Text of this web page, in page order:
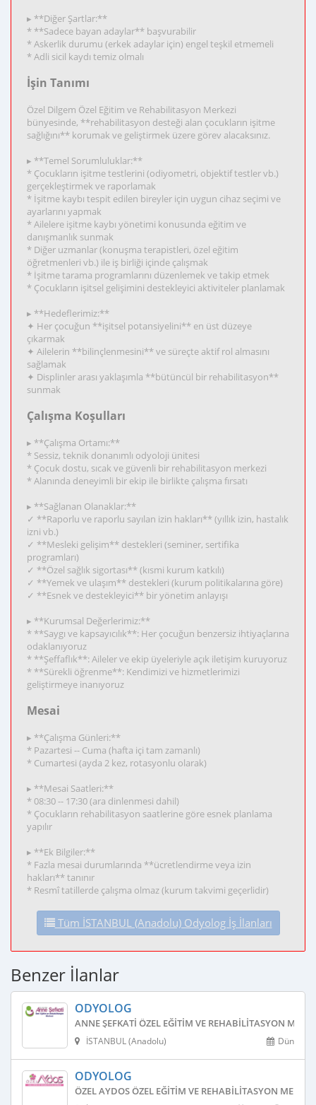
▸ **Diğer Şartlar:**
* **Sadece bayan adaylar** başvurabilir
* Askerlik durumu (erkek adaylar için) engel teşkil etmemeli
* Adli sicil kaydı temiz olmalı
İşin Tanımı
Özel Dilgem Özel Eğitim ve Rehabilitasyon Merkezi
bünyesinde, **rehabilitasyon desteği alan çocukların işitme
sağlığını** korumak ve geliştirmek üzere görev alacaksınız.
▸ **Temel Sorumluluklar:**
* Çocukların işitme testlerini (odiyometri, objektif testler vb.)
gerçekleştirmek ve raporlamak
* İşitme kaybı tespit edilen bireyler için uygun cihaz seçimi ve
ayarlarını yapmak
* Ailelere işitme kaybı yönetimi konusunda eğitim ve
danışmanlık sunmak
* Diğer uzmanlar (konuşma terapistleri, özel eğitim
öğretmenleri vb.) ile iş birliği içinde çalışmak
* İşitme tarama programlarını düzenlemek ve takip etmek
* Çocukların işitsel gelişimini destekleyici aktiviteler planlamak
▸ **Hedeflerimiz:**
✦ Her çocuğun **işitsel potansiyelini** en üst düzeye
çıkarmak
✦ Ailelerin **bilinçlenmesini** ve süreçte aktif rol almasını
sağlamak
✦ Displinler arası yaklaşımla **bütüncül bir rehabilitasyon**
sunmak
Çalışma Koşulları
▸ **Çalışma Ortamı:**
* Sessiz, teknik donanımlı odyoloji ünitesi
* Çocuk dostu, sıcak ve güvenli bir rehabilitasyon merkezi
* Alanında deneyimli bir ekip ile birlikte çalışma fırsatı
▸ **Sağlanan Olanaklar:**
✓ **Raporlu ve raporlu sayılan izin hakları** (yıllık izin, hastalık
izni vb.)
✓ **Mesleki gelişim** destekleri (seminer, sertifika
programları)
✓ **Özel sağlık sigortası** (kısmi kurum katkılı)
✓ **Yemek ve ulaşım** destekleri (kurum politikalarına göre)
✓ **Esnek ve destekleyici** bir yönetim anlayışı
▸ **Kurumsal Değerlerimiz:**
* **Saygı ve kapsayıcılık**: Her çocuğun benzersiz ihtiyaçlarına
odaklanıyoruz
* **Şeffaflık**: Aileler ve ekip üyeleriyle açık iletişim kuruyoruz
* **Sürekli öğrenme**: Kendimizi ve hizmetlerimizi
geliştirmeye inanıyoruz
Mesai
▸ **Çalışma Günleri:**
* Pazartesi -- Cuma (hafta içi tam zamanlı)
* Cumartesi (ayda 2 kez, rotasyonlu olarak)
▸ **Mesai Saatleri:**
* 08:30 -- 17:30 (ara dinlenmesi dahil)
* Çocukların rehabilitasyon saatlerine göre esnek planlama
yapılır
▸ **Ek Bilgiler:**
* Fazla mesai durumlarında **ücretlendirme veya izin
hakları** tanınır
* Resmî tatillerde çalışma olmaz (kurum takvimi geçerlidir)
Tüm İSTANBUL (Anadolu) Odyolog İş İlanları
Benzer İlanlar
ODYOLOG
ANNE ŞEFKATI ÖZEL EĞITIM VE REHABILITASYON
Dün
İSTANBUL (Anadolu)
ODYOLOG
ÖZEL AYDOS ÖZEL EĞITIM VE REHABILITASYON